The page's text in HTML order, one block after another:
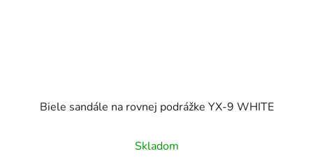
Biele sandále na rovnej podrážke YX-9 WHITE
Skladom